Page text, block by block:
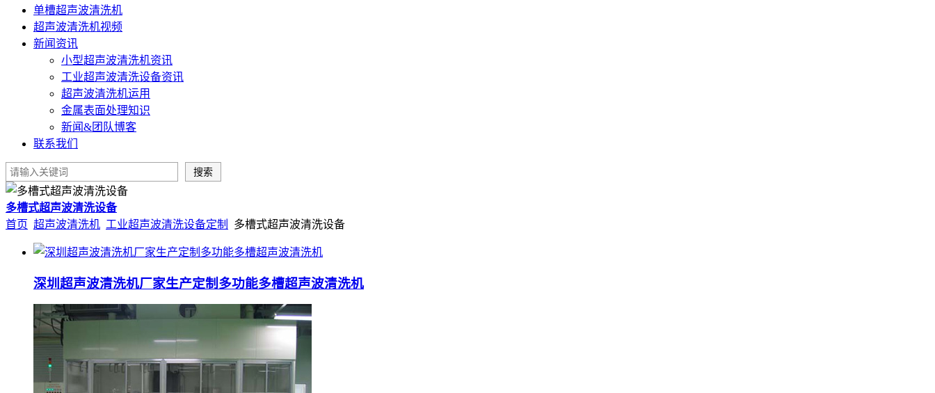
单槽超声波清洗机
超声波清洗机视频
新闻资讯
小型超声波清洗机资讯
工业超声波清洗设备资讯
超声波清洗机运用
金属表面处理知识
新闻&团队博客
联系我们
多槽式超声波清洗设备
首页 超声波清洗机 工业超声波清洗设备定制 多槽式超声波清洗设备
深圳超声波清洗机厂家生产定制多功能多槽超声波清洗机